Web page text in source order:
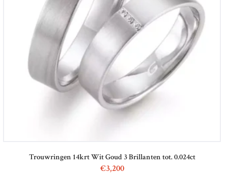
Trouwringen 14krt Wit Goud 3 Brillanten tot. 0.024ct
€3,200